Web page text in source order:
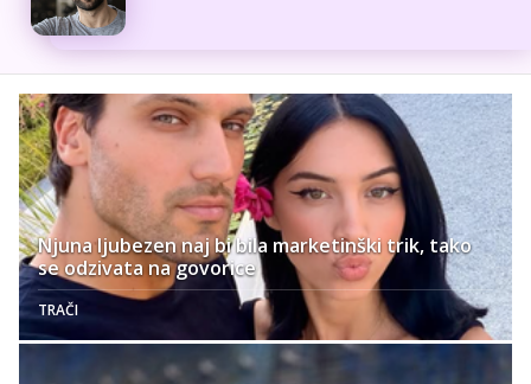
Njuna ljubezen naj bi bila marketinški trik, tako
se odzivata na govorice
TRAČI